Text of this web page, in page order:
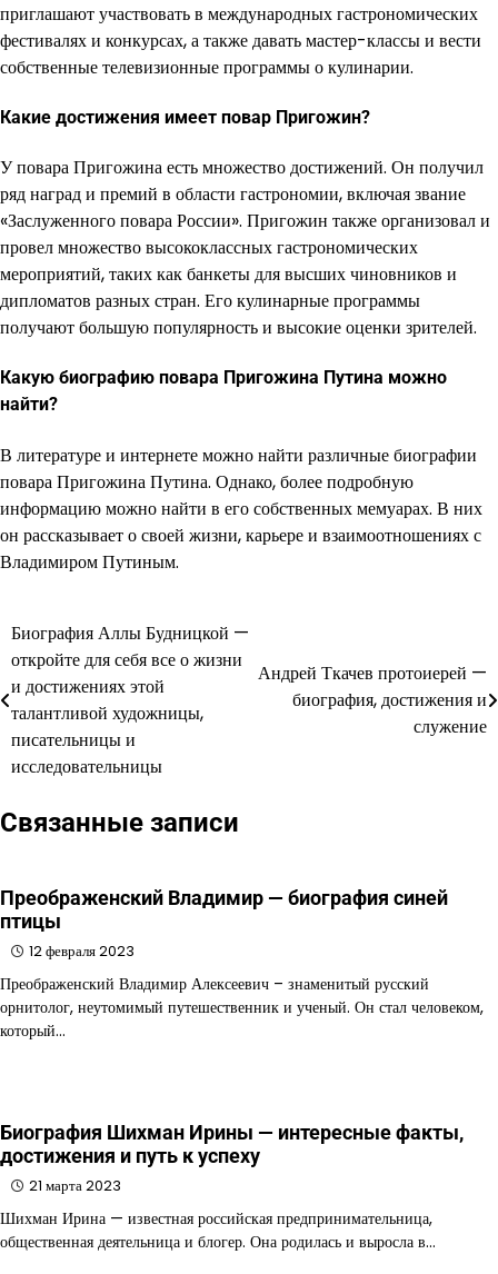
приглашают участвовать в международных гастрономических
фестивалях и конкурсах, а также давать мастер-классы и вести
собственные телевизионные программы о кулинарии.
Какие достижения имеет повар Пригожин?
У повара Пригожина есть множество достижений. Он получил
ряд наград и премий в области гастрономии, включая звание
«Заслуженного повара России». Пригожин также организовал и
провел множество высококлассных гастрономических
мероприятий, таких как банкеты для высших чиновников и
дипломатов разных стран. Его кулинарные программы
получают большую популярность и высокие оценки зрителей.
Какую биографию повара Пригожина Путина можно
найти?
В литературе и интернете можно найти различные биографии
повара Пригожина Путина. Однако, более подробную
информацию можно найти в его собственных мемуарах. В них
он рассказывает о своей жизни, карьере и взаимоотношениях с
Владимиром Путиным.
Навигация
по
записям
Биография Аллы Будницкой —
откройте для себя все о жизни
и достижениях этой
талантливой художницы,
писательницы и
исследовательницы
Андрей Ткачев протоиерей —
биография, достижения и
служение
Связанные записи
Преображенский Владимир — биография синей
птицы
12 февраля 2023
Преображенский Владимир Алексеевич – знаменитый русский
орнитолог, неутомимый путешественник и ученый. Он стал человеком,
который…
Биография Шихман Ирины — интересные факты,
достижения и путь к успеху
21 марта 2023
Шихман Ирина — известная российская предпринимательница,
общественная деятельница и блогер. Она родилась и выросла в…